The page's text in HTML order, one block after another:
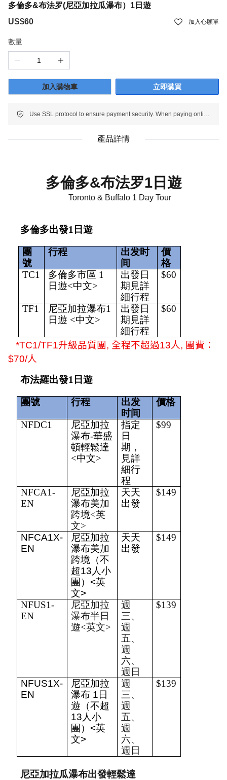
多倫多&布法罗(尼亞加拉瓜瀑布）1日遊
US$60
加入心願單
數量
加入購物車 立即購買
Use SSL protocol to ensure payment security. When paying online, your payment information is protected.
產品詳情
多倫多&布法罗1日遊
Toronto & Buffalo1 Day Tour
多倫多出發1日遊
團
號
行程
出发时
间
價
格
TC1
多倫多市區 1
日遊<中文>
出發日
期見詳
細行程
$60
TF1
尼亞加拉瀑布1
日遊 <中文>
出發日
期見詳
細行程
$60
*TC1/TF1升級品質團 , 全程不超過13人, 團費：
$70/人
布法羅出發1日遊
團號 行程
出发
时间
價格
NFDC1
尼亞加拉
瀑布-華盛
頓輕鬆達
<中文>
指定
日
期，
見詳
細行
程
$99
NFCA1-
EN
尼亞加拉
瀑布美加
跨境<英
文>
天天
出發
$149
NFCA1X-
EN
尼亞加拉
瀑布美加
跨境（不
超13人小
團）<英
文>
天天
出發
$149
NFUS1-
EN
尼亞加拉
瀑布半日
遊<英文>
週
三、
週
五、
週
六、
週日
$139
NFUS1X-
EN
尼亞加拉
瀑布 1日
遊（不超
13人小
團）<英
文>
週
三、
週
五、
週
六、
週日
$139
尼亞加拉瓜瀑布出發輕鬆達